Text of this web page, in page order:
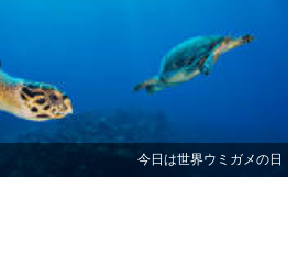
今日は世界ウミガメの日